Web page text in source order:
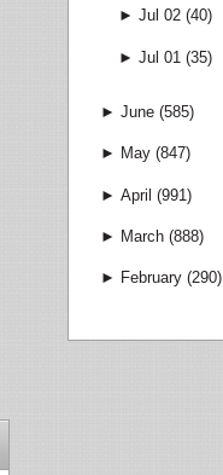
►Jul 02 (40)
►Jul 01 (35)
► June (585)
► May (847)
► April (991)
► March (888)
► February (290)